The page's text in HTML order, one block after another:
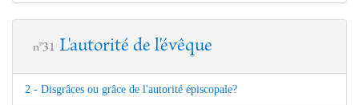
n°31 L'autorité de l'évêque
2 - Disgrâces ou grâce de l'autorité épiscopale?